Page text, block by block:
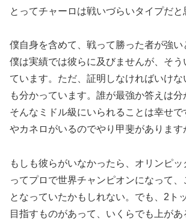
とってチャーロは戦いづらいタイプだと
僕自身を含めて、戦って勝った者が強
僕は実績では彼らに及びませんが、そう
ています。ただ、証明しなければいけな
も分かっています。誰が最強か答えは分
そんなミドル級にいられることは幸せ
やカネロがいるのでやり甲斐があります
もしも彼らがいなかったら、オリンピ
ってプロで世界チャンピオンになって、
となっていたかもしれない。でも、2ト
目指すものがあって、いくらでも上が